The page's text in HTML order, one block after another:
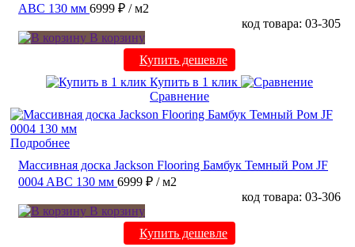
ABC 130 мм 6999 ₽ / м2
код товара: 03-305
В корзину
Купить дешевле
Купить в 1 клик
Сравнение
Подробнее
Массивная доска Jackson Flooring Бамбук Темный Ром JF
0004 ABC 130 мм 6999 ₽ / м2
код товара: 03-306
В корзину
Купить дешевле